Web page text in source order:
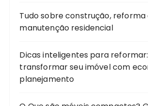
Tudo sobre construção, reforma
manutenção residencial
Dicas inteligentes para
transformar seu imóvel com
planejamento